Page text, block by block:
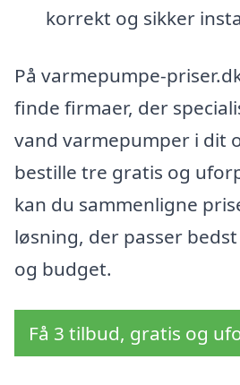
korrekt og sikker
På varmepumpe-
finde firmaer, der
vand varmepumper i dit
bestille tre gratis og
kan du sammenligne
løsning, der passer
og budget.
Få 3 tilbud, gratis og